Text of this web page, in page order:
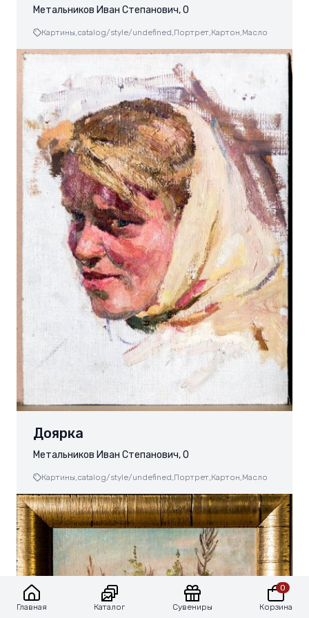
Главная Каталог Сувениры
0
Корзина
Метальников Иван Степанович, 0
Картины,catalog/style/undefined,Портрет,Картон,Масло
Доярка
Метальников Иван Степанович, 0
Картины,catalog/style/undefined,Портрет,Картон,Масло